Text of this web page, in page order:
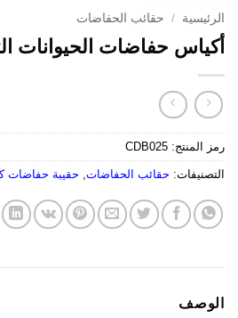
الرئيسية / حقائب الحفاضات
أكياس حفاضات الحيوانات
رمز المنتج: CDB025
التصنيفات: حقائب الحفاضات, حقيبة حفاضات
الوصف